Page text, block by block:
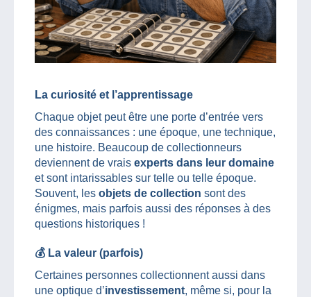
La curiosité et l’apprentissage
Chaque objet peut être une porte d’entrée vers
des connaissances : une époque, une technique,
une histoire. Beaucoup de collectionneurs
deviennent de vrais experts dans leur domaine
et sont intarissables sur telle ou telle époque.
Souvent, les objets de collection sont des
énigmes, mais parfois aussi des réponses à des
questions historiques !
💰 La valeur (parfois)
Certaines personnes collectionnent aussi dans
une optique d’investissement, même si, pour la